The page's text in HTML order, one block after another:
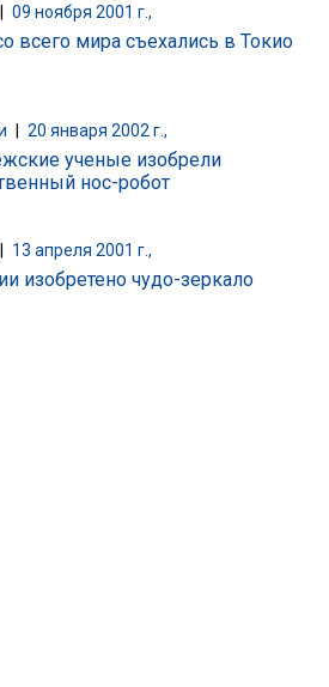
| 09 ноября 2001 г.,
всего мира съехались в Токио
| 20 января 2002 г.,
ученые изобрели
нос-робот
13 апреля 2001 г.,
изобретено чудо-зеркало